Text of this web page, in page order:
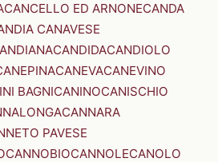
CANCELLO ED ARNONECANDA
CANAVESE
CANDIDACANDIOLO
CANEVACANEVINO
BAGNICANINOCANISCHIO
CANNARA
PAVESE
CANNOBIOCANNOLECANOLO